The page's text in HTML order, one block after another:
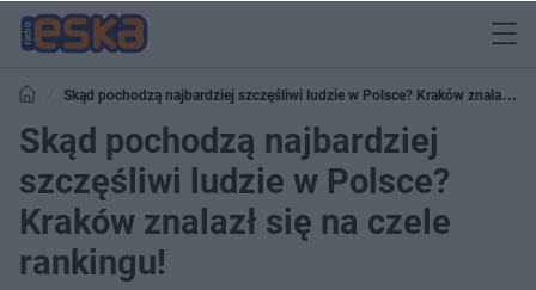
Skąd pochodzą najbardziej szczęśliwi ludzie w Polsce? Kraków znalazł
się na czele rankingu!
Skąd pochodzą najbardziej
szczęśliwi ludzie w Polsce?
Kraków znalazł się na czele
rankingu!